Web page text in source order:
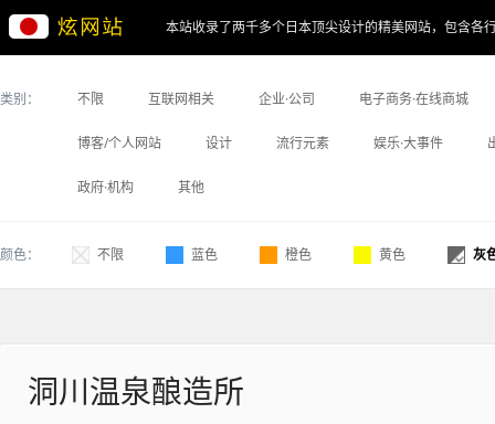
本站收录了两千多个日本顶尖设计的精美网站，包含各
类别： 不限 互联网相关 企业·公司 电子商务·在线商城
博客/个人网站 设计 流行元素 娱乐·大事件
政府·机构 其他
颜色： 不限 蓝色 橙色 黄色 灰
洞川温泉酿造所